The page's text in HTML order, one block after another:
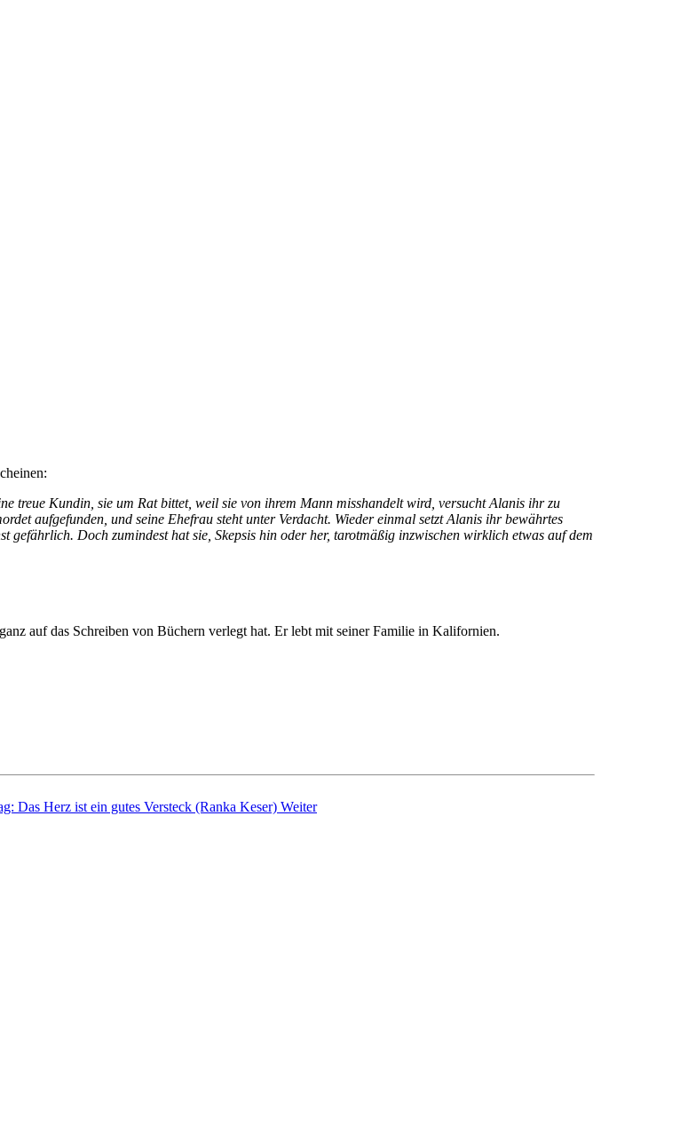
treue Kundin, sie um Rat bittet, weil sie von ihrem Mann misshandelt wird, versucht Alanis ihr zu
aufgefunden, und seine Ehefrau steht unter Verdacht. Wieder einmal setzt Alanis ihr bewährtes
Doch zumindest hat sie, Skepsis hin oder her, tarotmäßig inzwischen wirklich etwas auf dem
auf das Schreiben von Büchern verlegt hat. Er lebt mit seiner Familie in Kalifornien.
Das Herz ist ein gutes Versteck (Ranka Keser) Weiter